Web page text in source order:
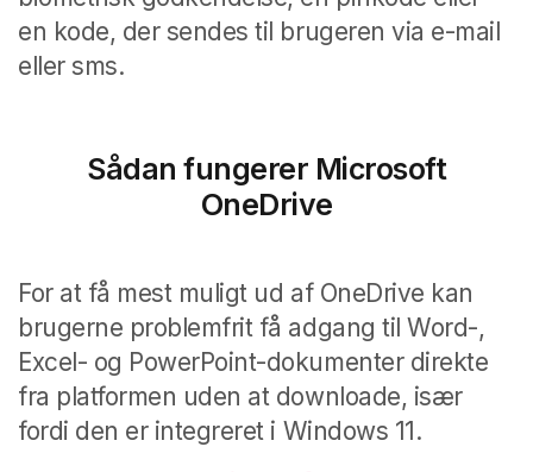
en kode, der sendes til brugeren via e-mail
eller sms.
Sådan fungerer Microsoft
OneDrive
For at få mest muligt ud af OneDrive kan
brugerne problemfrit få adgang til Word-,
Excel- og PowerPoint-dokumenter direkte
fra platformen uden at downloade, især
fordi den er integreret i Windows 11.